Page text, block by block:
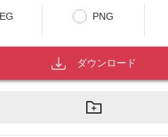
PNG
ダウンロード